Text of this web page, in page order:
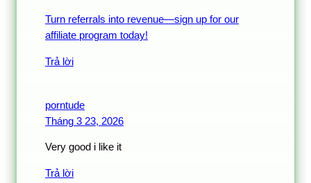
Turn referrals into revenue—sign up for our
affiliate program today!
Trả lời
porntude
Tháng 3 23, 2026
Very good i like it
Trả lời